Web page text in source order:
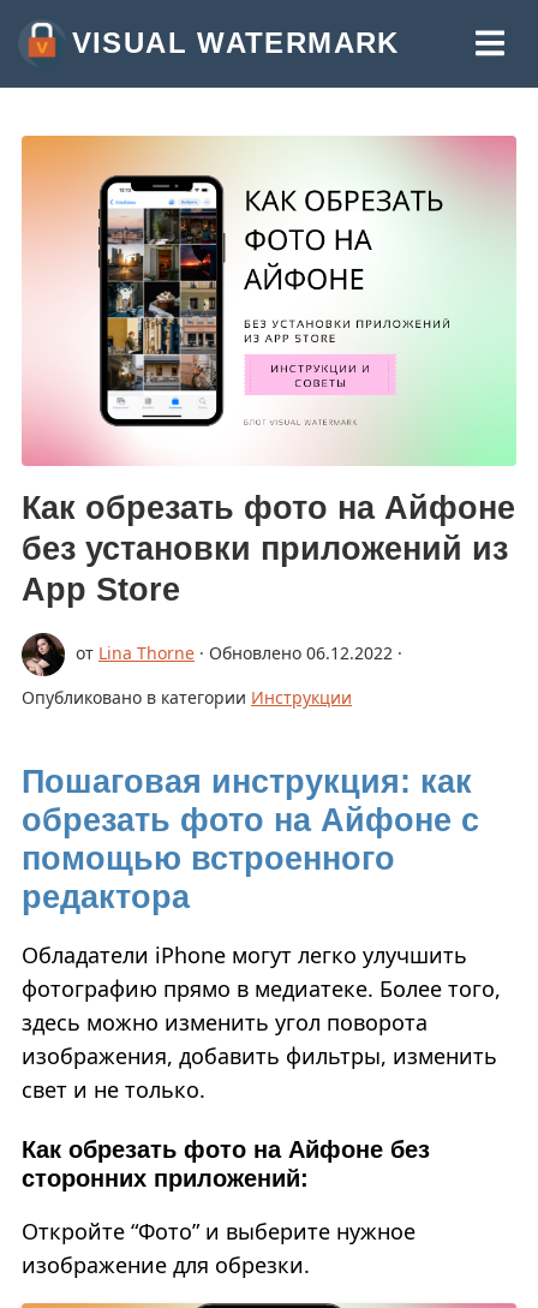
VISUAL WATERMARK
ВОДЯНОЙ ЗНАК НА ФОТО
ВОДЯНОЙ ЗНАК НА ВИДЕО
ВОДЯНОЙ ЗНАК НА PDF
ДРУГИЕ ПРИЛОЖЕНИЯ:
ВОДЯНОЙ ЗНАК ОНЛАЙН
ОБРЕЗАТЬ ФОТО
СЖАТЬ ФОТО
ИЗМЕНИТЬ РАЗМЕР ФОТО
ДОБАВИТЬ ЛОГОТИП НА ФОТО
КОНВЕРТИРОВАТЬ В JPG
КУПИТЬ
ВОССТАНОВИТЬ АКТИВАЦИОННЫЙ КЛЮЧ
БЛОГ
СКАЧАТЬ БЕСПЛАТНО
Как обрезать фото на Айфоне
без установки приложений из
App Store
от Lina Thorne · Обновлено 06.12.2022 ·
Опубликовано в категории Инструкции
Пошаговая инструкция: как
обрезать фото на Айфоне с
помощью встроенного
редактора
Обладатели iPhone могут легко улучшить
фотографию прямо в медиатеке. Более того,
здесь можно изменить угол поворота
изображения, добавить фильтры, изменить
свет и не только.
Как обрезать фото на Айфоне без
сторонних приложений:
Откройте “Фото” и выберите нужное
изображение для обрезки.